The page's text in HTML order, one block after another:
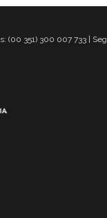
(00 351) 300 007 733 |